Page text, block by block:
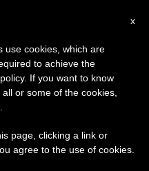
2018
×
haremos la pausa
el periodo de verano
y también el
x
use cookies, which are
to achieve the
If you want to know
or some of the cookies,
page, clicking a link or
agree to the use of cookies.